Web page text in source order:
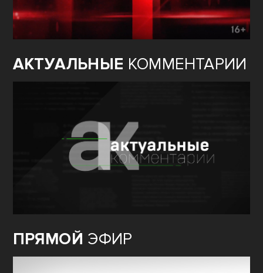
АКТУАЛЬНЫЕ КОММЕНТАРИИ
ПРЯМОЙ ЭФИР